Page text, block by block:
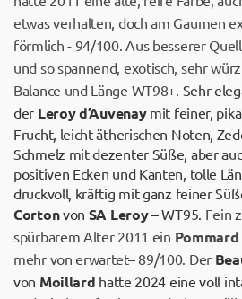
etwas verhalten, doch am Gaumen
förmlich - 94/100. Aus besserer
und so spannend, exotisch, sehr
Balance und Länge WT98+. Sehr
der Leroy d’Auvenaymit feiner,
Frucht, leicht ätherischen Noten,
Schmelz mit dezenter Süße, aber
positiven Ecken und Kanten, tolle
druckvoll, kräftig mit ganz feiner
Cortonvon SA Leroy– WT95. Fein
spürbarem Alter 2011 ein Pommard
mehr von erwartet– 89/100. Der
von Moillard hatte 2024 eine voll